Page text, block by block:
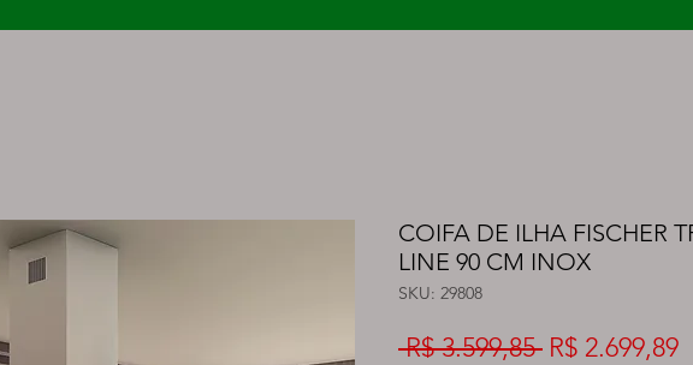
COIFA DE ILHA FISCHER
LINE 90 CM INOX
SKU: 29808
R$ 3.599,85 Preço
R$ 2.699,89